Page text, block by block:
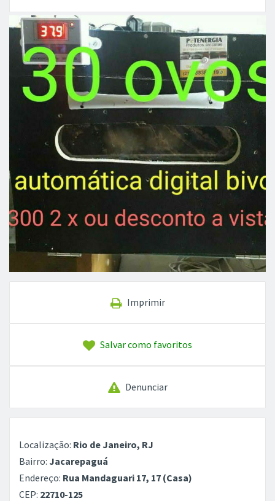
Imprimir
Salvar como favoritos
Denunciar
Localização: Rio de Janeiro, RJ
Bairro: Jacarepaguá
Endereço: Rua Mandaguari 17, 17 (Casa)
CEP: 22710-125